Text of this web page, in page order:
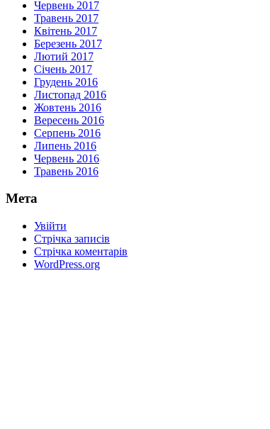
Червень 2017
Травень 2017
Квітень 2017
Березень 2017
Лютий 2017
Січень 2017
Грудень 2016
Листопад 2016
Жовтень 2016
Вересень 2016
Серпень 2016
Липень 2016
Червень 2016
Травень 2016
Мета
Увійти
Стрічка записів
Стрічка коментарів
WordPress.org